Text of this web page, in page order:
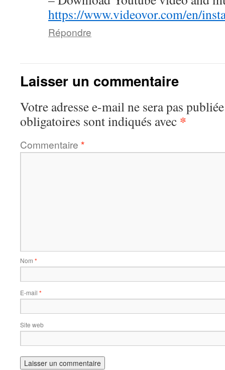
https://www.videovor.com/en/
Répondre
Laisser un commentaire
Votre adresse e-mail ne sera pas
obligatoires sont indiqués avec *
Commentaire *
Nom *
E-mail *
Site web